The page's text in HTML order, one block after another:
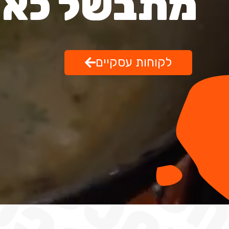
לקוחות עסקיים